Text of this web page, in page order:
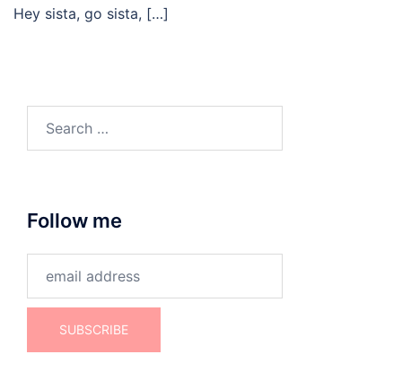
Hey sista, go sista, […]
Follow me